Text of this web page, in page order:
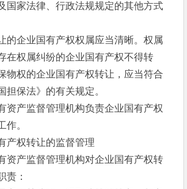
国家法律、行政法规规定的其他方式
业国有产权权属应当清晰。权属
在权属纠纷的企业国有产权不得转
物权的企业国有产权转让，应当符合
担保法》的有关规定。
监督管理机构负责企业国有产权
作。
权转让的监督管理
监督管理机构对企业国有产权转
责：